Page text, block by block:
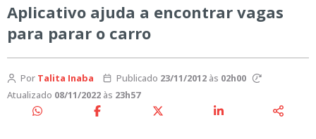
Aplicativo ajuda a encontrar vagas
para parar o carro
Por Talita Inaba Publicado 23/11/2012às 02h00
Atualizado 08/11/2022 às 23h57